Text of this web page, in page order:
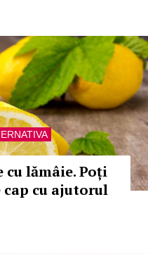
lămâie. Poți
cap cu ajutorul